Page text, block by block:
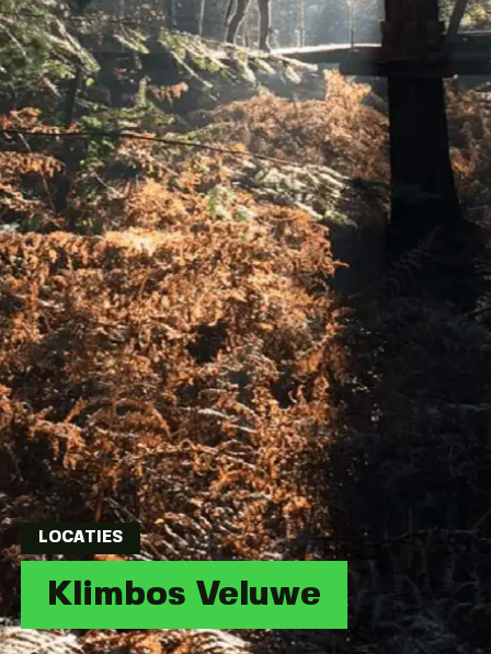
LOCATIES
Klimbos Veluwe